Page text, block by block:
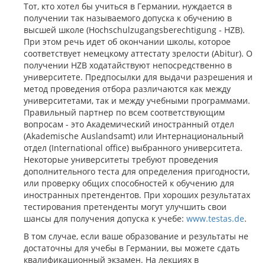
Тот, кто хотел бы учиться в Германии, нуждается в
получении так называемого допуска к обучению в
высшей школе (Hochschulzugangsberechtigung - HZB).
При этом речь идет об окончании школы, которое
соответствует немецкому аттестату зрелости (Abitur). О
получении HZB ходатайствуют непосредственно в
университете. Предпосылки для выдачи разрешения и
метод проведения отбора различаются как между
университетами, так и между учебными программами.
Правильный партнер по всем соответствующим
вопросам - это Академический иностранный отдел
(Akademische Auslandsamt) или Интернациональный
отдел (International office) выбранного университета.
Некоторые университеты требуют проведения
дополнительного теста для определения пригодности,
или проверку общих способностей к обучению для
иностранных претендентов. При хороших результатах
тестирования претенденты могут улучшить свои
шансы для получения допуска к учебе: www.testas.de.
В том случае, если ваше образование и результаты не
достаточны для учебы в Германии, вы можете сдать
квалификационный экзамен. На лекциях в